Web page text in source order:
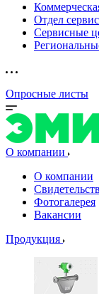
Отдел
Сервисные
Опросные листы
О компании
О компании
Фотогалерея
Вакансии
Продукция